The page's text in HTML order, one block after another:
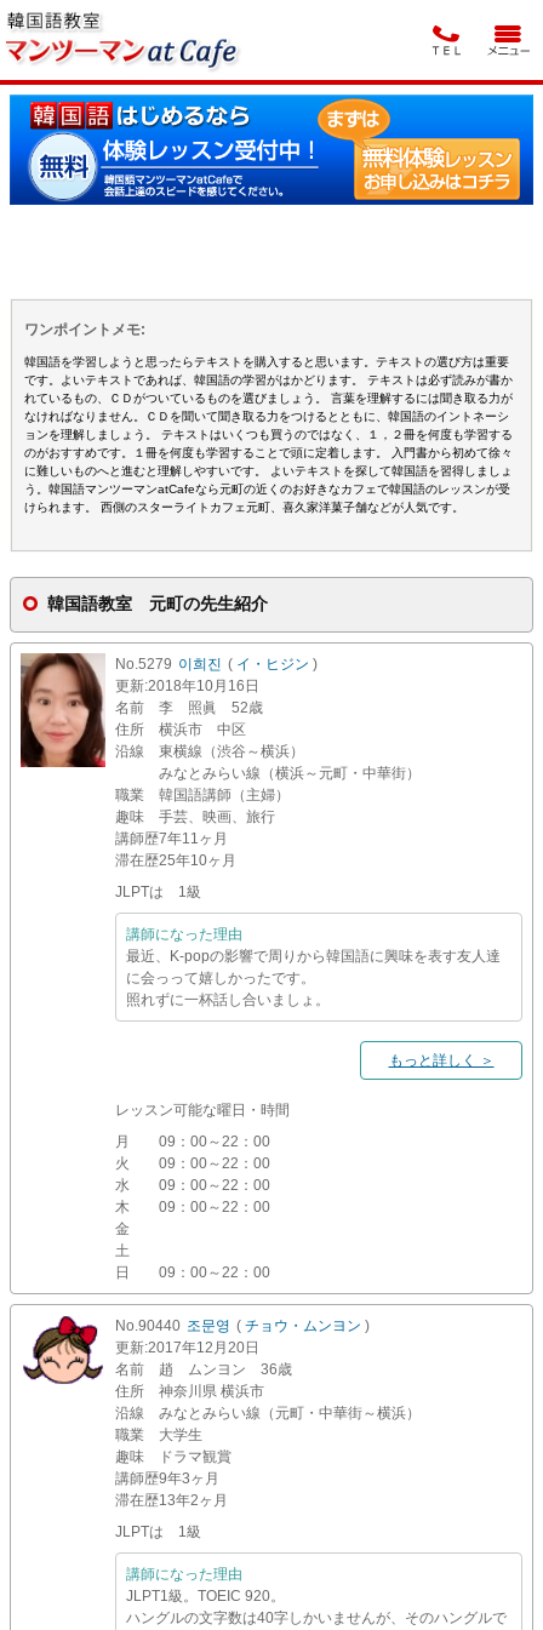
ワンポイントメモ:
韓国語を学習しようと思ったらテキストを購入すると思います。テキストの選び方は重要
です。よいテキストであれば、韓国語の学習がはかどります。 テキストは必ず読みが書か
れているもの、ＣＤがついているものを選びましょう。 言葉を理解するには聞き取る力が
なければなりません。ＣＤを聞いて聞き取る力をつけるとともに、韓国語のイントネーシ
ョンを理解しましょう。 テキストはいくつも買うのではなく、１，２冊を何度も学習する
のがおすすめです。１冊を何度も学習することで頭に定着します。 入門書から初めて徐々
に難しいものへと進むと理解しやすいです。 よいテキストを探して韓国語を習得しましょ
う。韓国語マンツーマンatCafeなら元町の近くのお好きなカフェで韓国語のレッスンが受
けられます。 西側のスターライトカフェ元町、喜久家洋菓子舗などが人気です。
韓国語教室 元町の先生紹介
No.5279 이희진 ( イ・ヒジン )
更新:2018年10月16日
名前
李 照眞 52歳
住所
横浜市 中区
沿線
東横線（渋谷～横浜）
みなとみらい線（横浜～元町・中華街）
職業
韓国語講師（主婦）
趣味
手芸、映画、旅行
講師歴7年11ヶ月
滞在歴25年10ヶ月
JLPTは 1級
講師になった理由
最近、K-popの影響で周りから韓国語に興味を表す友人達
に会っって嬉しかったです。
照れずに一杯話し合いましょ。
もっと詳しく ＞
レッスン可能な曜日・時間
月
09：00～22：00
火
09：00～22：00
水
09：00～22：00
木
09：00～22：00
金
土
日
09：00～22：00
No.90440 조문영 ( チョウ・ムンヨン )
更新:2017年12月20日
名前
趙 ムンヨン 36歳
住所
神奈川県 横浜市
沿線
みなとみらい線（元町・中華街～横浜）
職業
大学生
趣味
ドラマ観賞
講師歴9年3ヶ月
滞在歴13年2ヶ月
JLPTは 1級
講師になった理由
JLPT1級。TOEIC 920。
ハングルの文字数は40字しかいませんが、そのハングルで